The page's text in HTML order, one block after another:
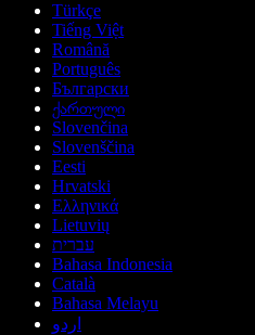
Türkçe
Tiếng Việt
Română
Português
Български
ქართული
Slovenčina
Slovenščina
Eesti
Hrvatski
Ελληνικά
Lietuvių
עברית
Bahasa Indonesia
Català
Bahasa Melayu
اردو